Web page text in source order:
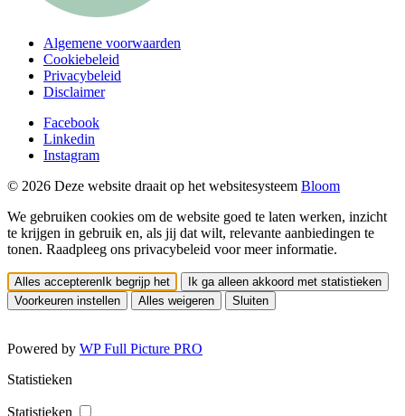
Algemene voorwaarden
Cookiebeleid
Privacybeleid
Disclaimer
Facebook
Linkedin
Instagram
© 2026 Deze website draait op het websitesysteem Bloom
We gebruiken cookies om de website goed te laten werken, inzicht
te krijgen in gebruik en, als jij dat wilt, relevante aanbiedingen te
tonen. Raadpleeg ons privacybeleid voor meer informatie.
Alles accepteren Ik begrijp het
Ik ga alleen akkoord met statistieken
Voorkeuren instellen
Alles weigeren Sluiten
Powered by WP Full Picture PRO
Statistieken
Statistieken